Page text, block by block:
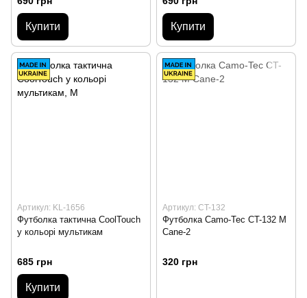
Купити Купити
Артикул: KL-1656
Футболка тактична СoolTouch
у кольорі мультикам
685 грн
Купити
Артикул: CT-132
Футболка Camo-Tec CT-132 M
Cane-2
320 грн